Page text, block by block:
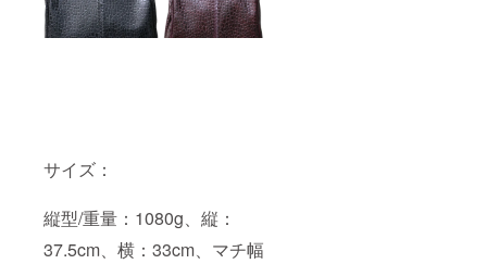
サイズ：
縦型/重量：1080g、縦：
37.5cm、横：33cm、マチ幅